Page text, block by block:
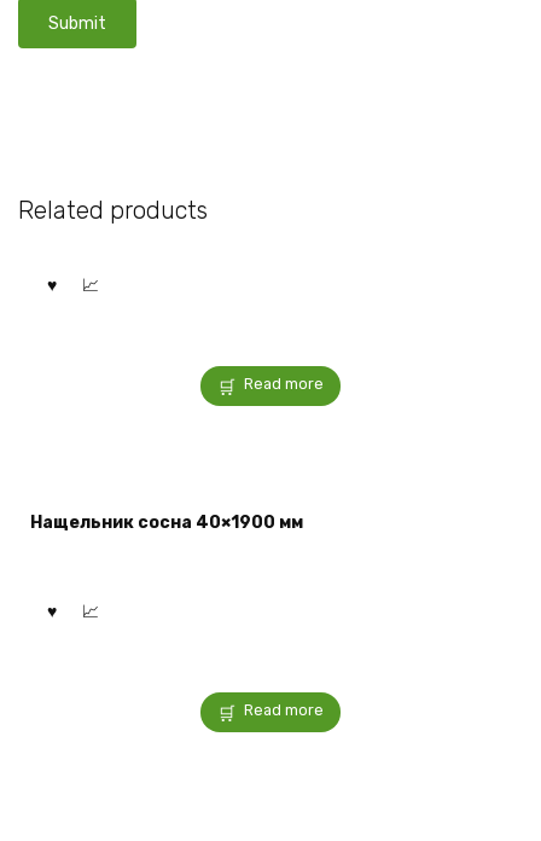
Related products
Read more
Нащельник сосна 40×1900 мм
Read more